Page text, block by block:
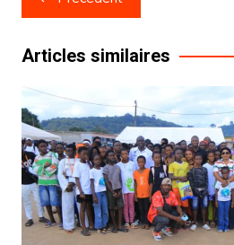
de
l’article
Articles similaires